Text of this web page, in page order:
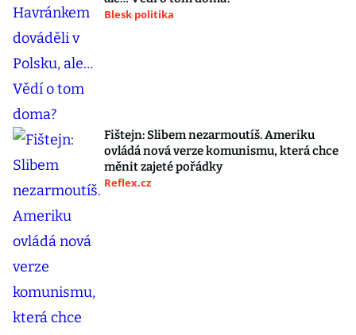
Blesk politika
Fištejn: Slibem nezarmoutíš. Ameriku
ovládá nová verze komunismu, která chce
měnit zajeté pořádky
Reflex.cz